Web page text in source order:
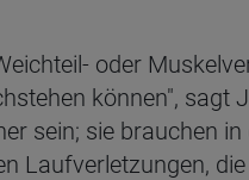
oder
können", sagt
sein; sie brauchen in
Laufverletzungen,